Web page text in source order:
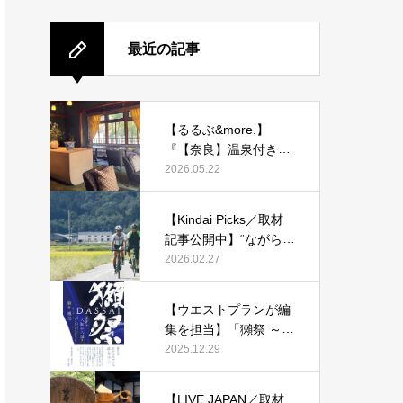
最近の記事
【るるぶ&more.】
『【奈良】温泉付き客
室も！ 旧県知事公舎を
改装した宿「紫翠 ラグ
ンホテル 奈良」で贅沢
ステイ』
2026.05.22
【Kindai Picks／取材
記事公開中】“ながらス
マホ”に1万2000円！20
26年4月からルール化
切符」とは？
2026.02.27
【ウエストプランが編
集を担当】「獺祭 ～経
営は八転び八起き～」
発刊！
2025.12.29
【LIVE JAPAN／取材